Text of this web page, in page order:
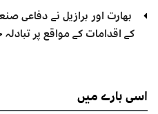
بھارت اور برازیل نے دفاعی
کے اقدامات کے مواقع پر تبادلہ
اسیبارے میں